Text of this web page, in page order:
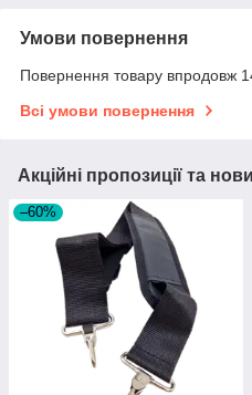
Умови повернення
Повернення товару впродовж
Всі умови повернення
Акційні пропозиції та
–60%